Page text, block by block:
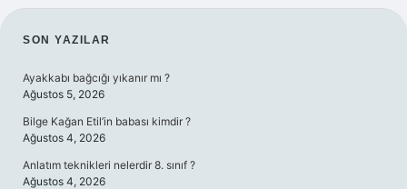
SIDEBAR
SON YAZILAR
Ayakkabı bağcığı yıkanır mı ?
Ağustos 5, 2026
Bilge Kağan Etil’in babası kimdir ?
Ağustos 4, 2026
Anlatım teknikleri nelerdir 8. sınıf ?
Ağustos 4, 2026